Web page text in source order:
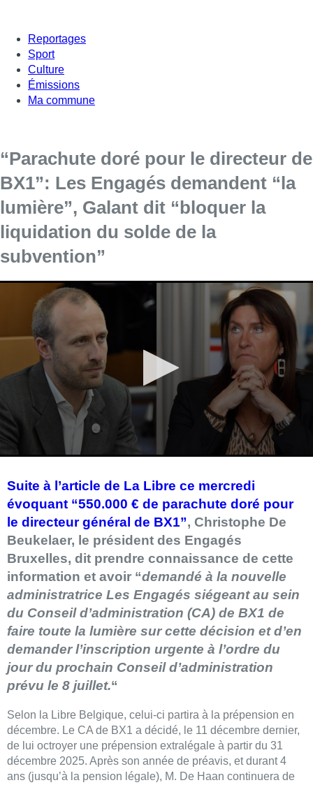
Reportages
Sport
Culture
Émissions
Ma commune
“Parachute doré pour le directeur de
BX1”: Les Engagés demandent “la
lumière”, Galant dit “bloquer la
liquidation du solde de la
subvention”
Suite à l’article de La Libre ce mercredi
évoquant “550.000 € de parachute doré pour
le directeur général de BX1”, Christophe De
Beukelaer, le président des Engagés
Bruxelles, dit prendre connaissance de cette
information et avoir “demandé à la nouvelle
administratrice Les Engagés siégeant au sein
du Conseil d’administration (CA) de BX1 de
faire toute la lumière sur cette décision et d’en
demander l’inscription urgente à l’ordre du
jour du prochain Conseil d’administration
prévu le 8 juillet.“
Selon la Libre Belgique, celui-ci partira à la prépension en
décembre. Le CA de BX1 a décidé, le 11 décembre dernier,
de lui octroyer une prépension extralégale à partir du 31
décembre 2025. Après son année de préavis, et durant 4
ans (jusqu’à la pension légale), M. De Haan continuera de